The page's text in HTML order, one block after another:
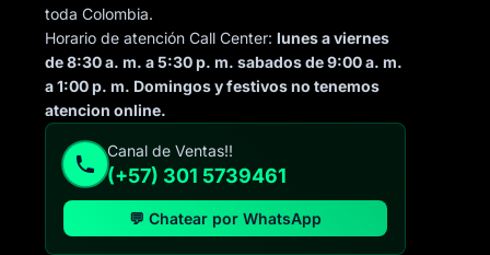
toda Colombia.
Horario de atención Call Center:lunes a viernes
de 8:30 a. m. a 5:30 p. m. sabados de 9:00 a. m.
a 1:00 p. m. Domingos y festivos no tenemos
atencion online.
Canal de Ventas!!
(+57) 301 5739461
💬 Chatear por WhatsApp